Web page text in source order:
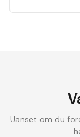
Uanset om du